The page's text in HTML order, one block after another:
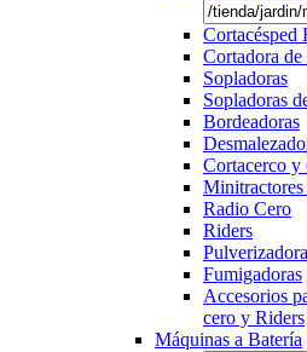
Cortacésped
Cortadora de
Sopladoras
Sopladoras
Bordeadoras
Cortacerco y
Radio Cero
Riders
Fumigadoras
Accesorios
cero y Riders
Máquinas a Batería